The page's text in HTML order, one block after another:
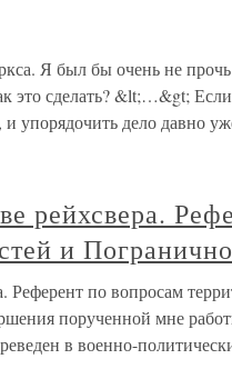
Я был бы очень не прочь
это сделать? &lt;…&gt;
упорядочить дело давно
рейхсвера.
и
Референт по вопросам
порученной мне
в военно-